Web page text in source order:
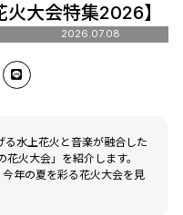
大会特集2026】
2026.07.08
水上花火と音楽が融合した
火大会」を紹介します。
年の夏を彩る花火大会を見